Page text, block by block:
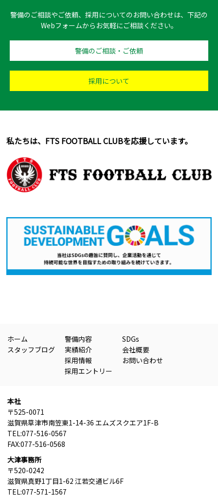
警備のご相談やご依頼、採用についてのお問い合わせは、下記の
Webフォームからお気軽にご相談ください。
警備のご相談・ご依頼
採用について
私たちは、FTS FOOTBALL CLUBを応援しています。
ホーム
スタッフブログ
警備内容
実績紹介
採用情報
採用エントリー
SDGs
会社概要
お問い合わせ
本社
〒525-0071
滋賀県草津市南笠東1-14-36 エムズスクエア1F-B
TEL:077-516-0567
FAX:077-516-0568
大津事務所
〒520-0242
滋賀県真野1丁目1-62 江若交通ビル6F
TEL:077-571-1567